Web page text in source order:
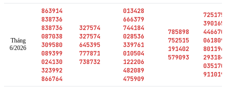
Tháng
6/2026
863914
838736
838736
087038
309580
089399
024130
323992
866764
327574
327574
645395
777871
738732
013428
666379
744184
028536
339761
010504
122206
482089
475909
785898
752515
191402
579093
725175
390165
446670
061809
801196
293184
035170
911019